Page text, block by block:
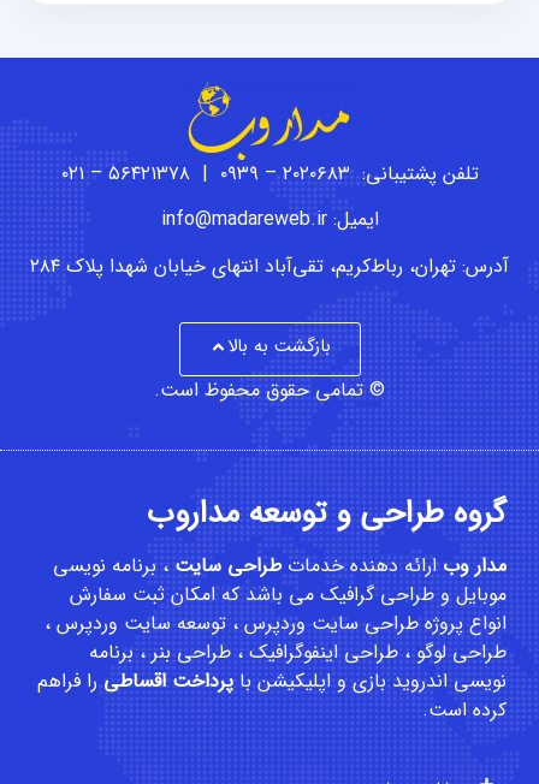
تلفن پشتیبانی: ۲۰۲۰۶۸۳ – ۰۹۳۹ | ۵۶۴۲۱۳۷۸ – ۰۲۱
ایمیل: info@madareweb.ir
آدرس: تهران، رباط‌کریم، تقی‌آباد انتهای خیابان شهدا پلاک ۲۸۴
بازگشت به بالا
© تمامی حقوق محفوظ است.
گروه طراحی و توسعه مداروب
مدار وبارائه دهنده خدماتطراحی سایت ،برنامه نویسی
موبایلوطراحی گرافیک می باشد که امکانثبت سفارش
انواع پروژه طراحی سایت وردپرس ، توسعه سایت وردپرس ،
طراحی لوگو ، طراحی اینفوگرافیک ، طراحی بنر ، برنامه
نویسی اندروید بازی و اپلیکیشن باپرداخت اقساطیرا فراهم
کرده است.